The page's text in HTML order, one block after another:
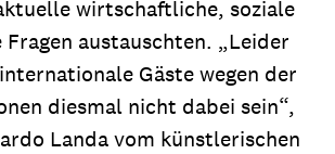
wirtschaftliche, soziale
austauschten. „Leider
Gäste wegen der
diesmal nicht dabei sein“,
Landa vom künstlerischen